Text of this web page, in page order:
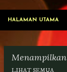
HALAMAN UTAMA
LIHAT SEMUA